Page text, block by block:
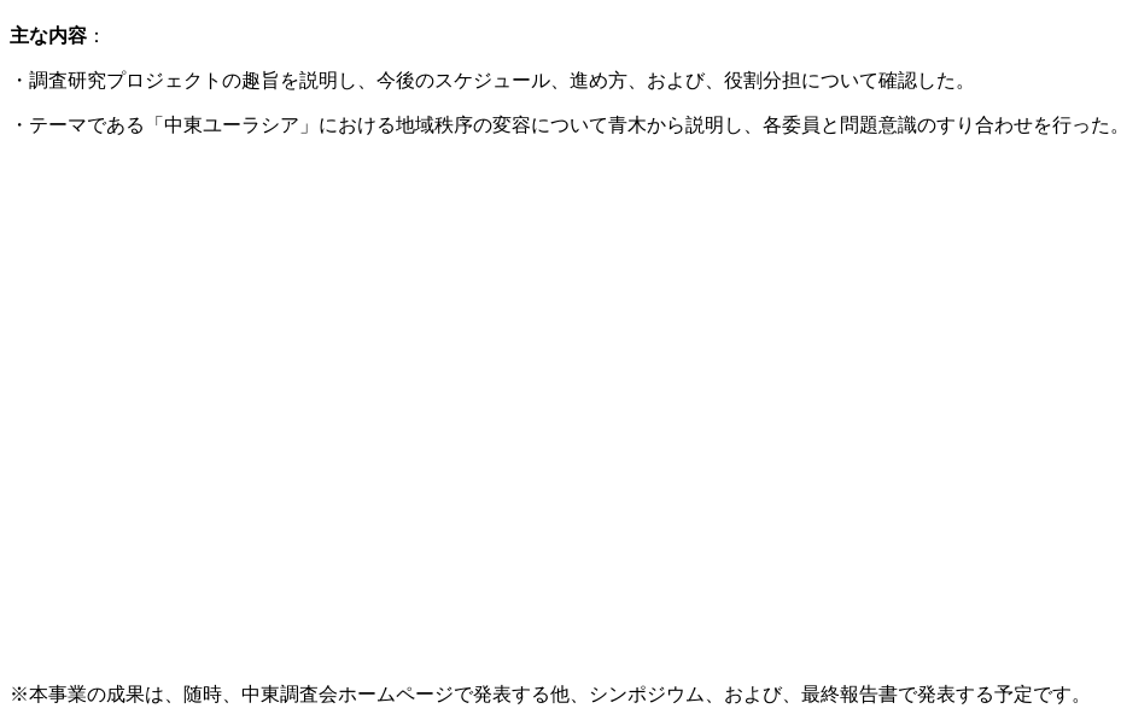
主な内容 ：
・調査研究プロジェクトの趣旨を説明し、今後のスケジュール、進め方、および、役割分担について確認した。
・テーマである「中東ユーラシア」における地域秩序の変容について青木から説明し、各委員と問題意識のすり合わせを行った。
※本事業の成果は、随時、中東調査会ホームページで発表する他、シンポジウム、および、最終報告書で発表する予定です。